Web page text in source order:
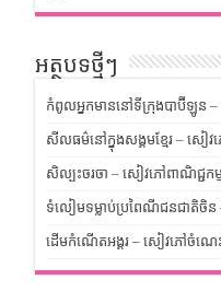
អត្ថបទថ្មីៗ
កំពូលអ្នកមាននៅទីក្រុងបាប៊ីឡូន
សីលធម៌នៅក្នុងសង្គមខ្មែរ – សៀ
សិល្បះចរចា – សៀវភៅពាណិជ្ជកម្
ទំលៀមទម្លាប់ប្រពៃណីជនជាតិចិ
ដើមកំណើតអង្គរ – សៀវភៅចំណេ